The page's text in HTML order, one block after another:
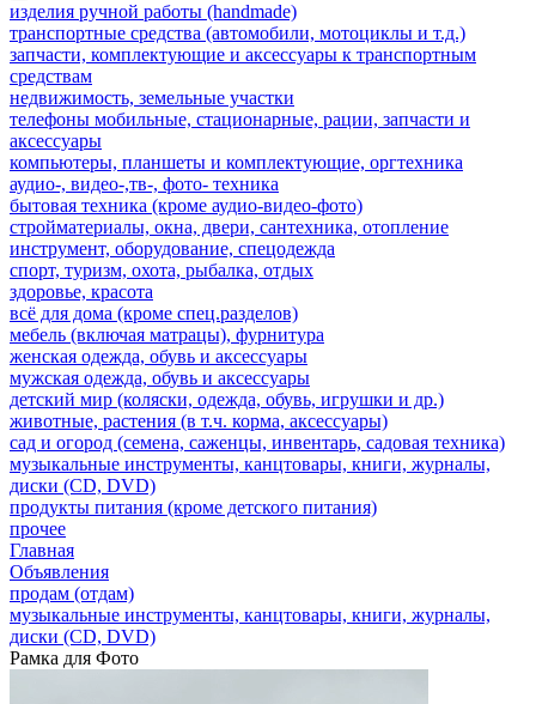
изделия ручной работы (handmade)
транспортные средства (автомобили, мотоциклы и т.д.)
запчасти, комплектующие и аксессуары к транспортным
средствам
недвижимость, земельные участки
телефоны мобильные, стационарные, рации, запчасти и
аксессуары
компьютеры, планшеты и комплектующие, оргтехника
аудио-, видео-,тв-, фото- техника
бытовая техника (кроме аудио-видео-фото)
стройматериалы, окна, двери, сантехника, отопление
инструмент, оборудование, спецодежда
спорт, туризм, охота, рыбалка, отдых
здоровье, красота
всё для дома (кроме спец.разделов)
мебель (включая матрацы), фурнитура
женская одежда, обувь и аксессуары
мужская одежда, обувь и аксессуары
детский мир (коляски, одежда, обувь, игрушки и др.)
животные, растения (в т.ч. корма, аксессуары)
сад и огород (семена, саженцы, инвентарь, садовая техника)
музыкальные инструменты, канцтовары, книги, журналы,
диски (CD, DVD)
продукты питания (кроме детского питания)
прочее
Главная
Объявления
продам (отдам)
музыкальные инструменты, канцтовары, книги, журналы,
диски (CD, DVD)
Рамка для Фото